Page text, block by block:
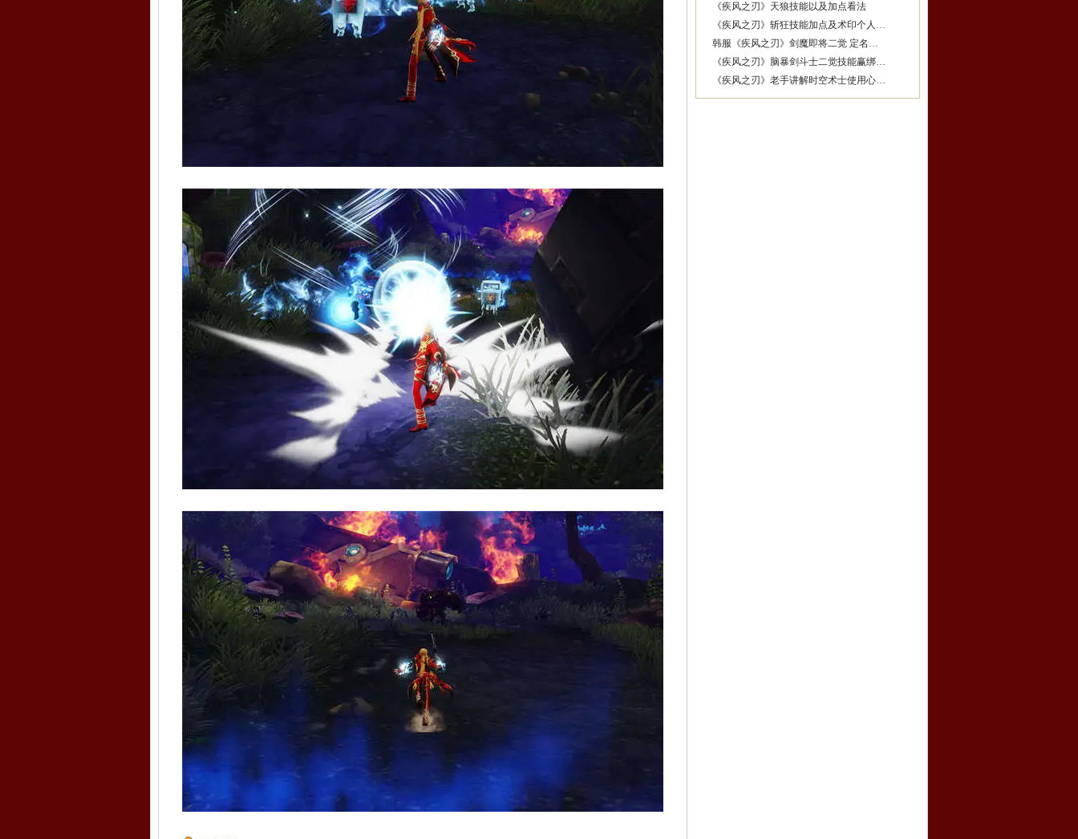
《疾风之刃》天狼技能以及加点看法
《疾风之刃》斩狂技能加点及术印个人…
韩服《疾风之刃》剑魔即将二觉 定名…
《疾风之刃》脑暴剑斗士二觉技能赢绑…
《疾风之刃》老手讲解时空术士使用心…